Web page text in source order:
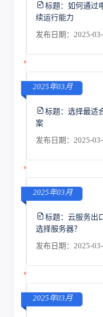
标题： 如何通过
续运行能力
发布日期：2025-
2025年03月
标题： 选择最适
案
发布日期：2025-
2025年03月
标题： 云服务出
选择服务器？
发布日期：2025-
2025年03月